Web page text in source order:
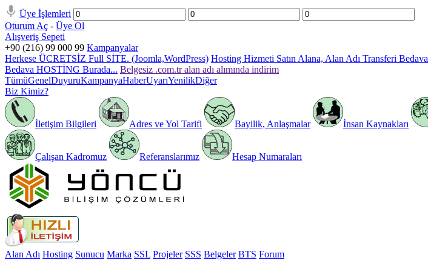
Üye İşlemleri
Oturum Aç - Üye Ol
Alışveriş Sepeti
+90 (216) 99 000 99 Kampanyalar
Herkese ÜCRETSİZ Full SİTE. (Joomla,WordPress) Hosting Hizmeti Satın Alana, Alan Adı Transferi Bedava
Bedava HOSTİNG Burada... Belgesiz .com.tr alan adı alımında indirim
TümüGenelDuyuruKampanyaHaberUyarıYenilikDiğer
Biz Kimiz?
İletişim Bilgileri Adres ve Yol Tarifi Bayilik, Anlaşmalar İnsan Kaynakları
Çalışan Kadromuz Referanslarımız Hesap Numaraları
Alan Adı Hosting Sunucu Marka SSL Projeler SSS Belgeler BTS Forum